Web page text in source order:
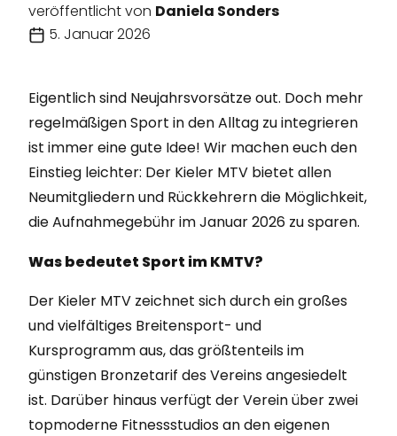
veröffentlicht von Daniela Sonders
5. Januar 2026
Eigentlich sind Neujahrsvorsätze out. Doch mehr
regelmäßigen Sport in den Alltag zu integrieren
ist immer eine gute Idee! Wir machen euch den
Einstieg leichter: Der Kieler MTV bietet allen
Neumitgliedern und Rückkehrern die Möglichkeit,
die Aufnahmegebühr im Januar 2026 zu sparen.
Was bedeutet Sport im KMTV?
Der Kieler MTV zeichnet sich durch ein großes
und vielfältiges Breitensport- und
Kursprogramm aus, das größtenteils im
günstigen Bronzetarif des Vereins angesiedelt
ist. Darüber hinaus verfügt der Verein über zwei
topmoderne Fitnessstudios an den eigenen